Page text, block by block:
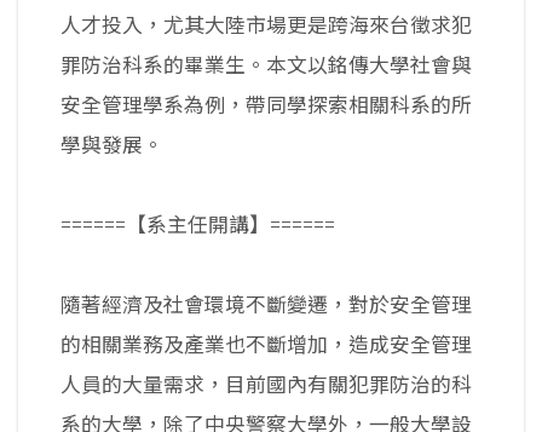
人才投入，尤其大陸市場更是跨海來台徵求犯
罪防治科系的畢業生。本文以銘傳大學社會與
安全管理學系為例，帶同學探索相關科系的所
學與發展。
======【系主任開講】======
隨著經濟及社會環境不斷變遷，對於安全管理
的相關業務及產業也不斷增加，造成安全管理
人員的大量需求，目前國內有關犯罪防治的科
系的大學，除了中央警察大學外，一般大學設